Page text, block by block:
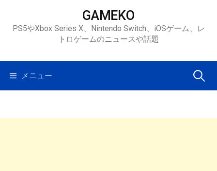
ツ
ス
GAMEKO
PS5やXbox Series X、Nintendo Switch、iOSゲーム、レ
トロゲームのニュースや話題
メニュー 検